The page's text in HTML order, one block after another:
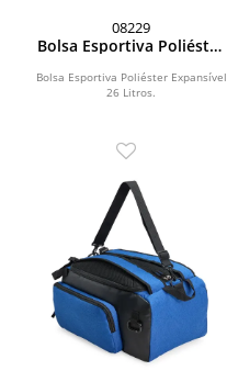
08229
Bolsa Esportiva Poliéster
Bolsa Esportiva Poliéster Expansível
26 Litros.